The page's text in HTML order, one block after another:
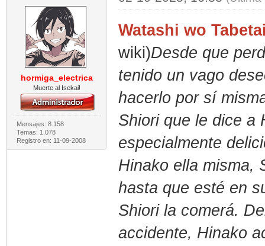
hormiga_electrica
Muerte al Isekai!
Mensajes: 8.158
Temas: 1.078
Registro en: 11-09-2008
Watashi wo
wiki)Desde que
tenido un vago
hacerlo por sí
Shiori que le dice a
especialmente
Hinako ella misma,
hasta que esté en
Shiori la comerá.
accidente, Hinako